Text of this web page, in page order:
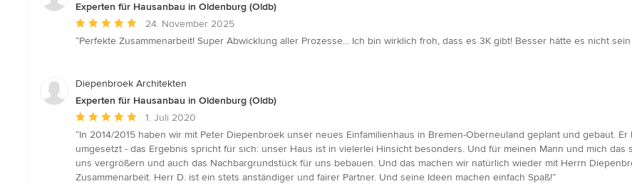
Experten für Hausanbau in Oldenburg (Oldb)
Durchschnittliche
Bewertung:
5
24. November 2025
“Perfekte Zusammenarbeit! Super Abwicklung aller Prozesse... Ich bin wirklich froh, dass es 3K gibt! Besser hätte es nicht
Diepenbroek Architekten
Experten für Hausanbau in Oldenburg (Oldb)
Durchschnittliche
Bewertung:
5
von
5
1. Juli 2020
“In 2014/2015 haben wir mit Peter Diepenbroek unser neues Einfamilienhaus in Bremen-Oberneuland geplant und gebaut.
umgesetzt - das Ergebnis spricht für sich: unser Haus ist in vielerlei Hinsicht besonders. Und für meinen Mann und mich
uns vergrößern und auch das Nachbargrundstück für uns bebauen. Und das machen wir natürlich wieder mit Herrn
Zusammenarbeit. Herr D. ist ein stets anständiger und fairer Partner. Und seine Ideen machen einfach Spaß!”